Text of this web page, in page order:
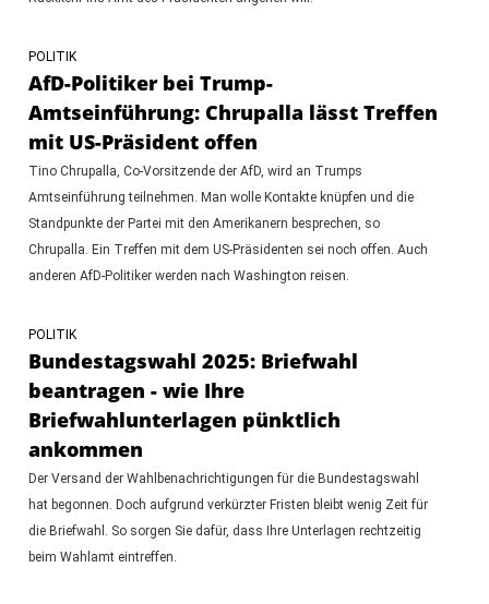
POLITIK
AfD-Politiker bei Trump-
Amtseinführung: Chrupalla lässt Treffen
mit US-Präsident offen
Tino Chrupalla, Co-Vorsitzende der AfD, wird an Trumps
Amtseinführung teilnehmen. Man wolle Kontakte knüpfen und die
Standpunkte der Partei mit den Amerikanern besprechen, so
Chrupalla. Ein Treffen mit dem US-Präsidenten sei noch offen. Auch
anderen AfD-Politiker werden nach Washington reisen.
POLITIK
Bundestagswahl 2025: Briefwahl
beantragen - wie Ihre
Briefwahlunterlagen pünktlich
ankommen
Der Versand der Wahlbenachrichtigungen für die Bundestagswahl
hat begonnen. Doch aufgrund verkürzter Fristen bleibt wenig Zeit für
die Briefwahl. So sorgen Sie dafür, dass Ihre Unterlagen rechtzeitig
beim Wahlamt eintreffen.